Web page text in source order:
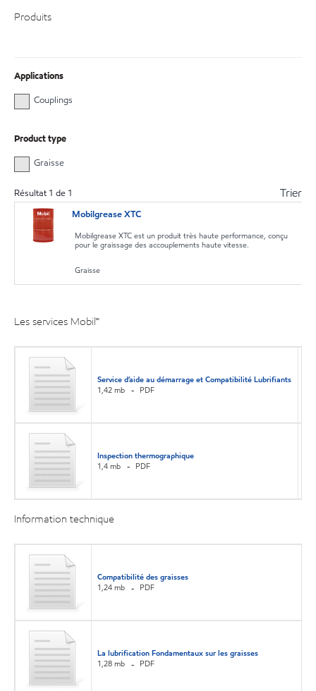
Produits
Applications
Couplings
Product type
Graisse
Résultat 1 de 1 Trier
Mobilgrease XTC
Mobilgrease XTC est un produit très haute performance, conçu
pour le graissage des accouplements haute vitesse.
Graisse
Les services Mobil℠
Service d’aide au démarrage et Compatibilité Lubrifiants
1,42 mb
PDF
Inspection thermographique
1,4 mb
PDF
Information technique
Compatibilité des graisses
1,24 mb
PDF
La lubrification Fondamentaux sur les graisses
1,28 mb
PDF